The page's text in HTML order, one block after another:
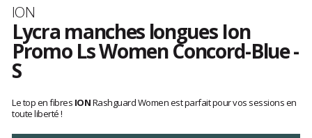
Marque
ION
Lycra manches longues Ion
Promo Ls Women Concord-Blue -
S
4278
S
avis
clients
Le top en fibres IONRashguard Women est parfait pour vos sessions en
toute liberté !